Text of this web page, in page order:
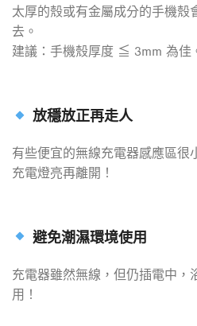
太厚的殼或有金屬成分的手機殼
去。
建議：手機殼厚度 ≦ 3mm 為佳
放穩放正再走人
有些便宜的無線充電器感應區很
充電燈亮再離開！
避免潮濕環境使用
充電器雖然無線，但仍插電中，
用！